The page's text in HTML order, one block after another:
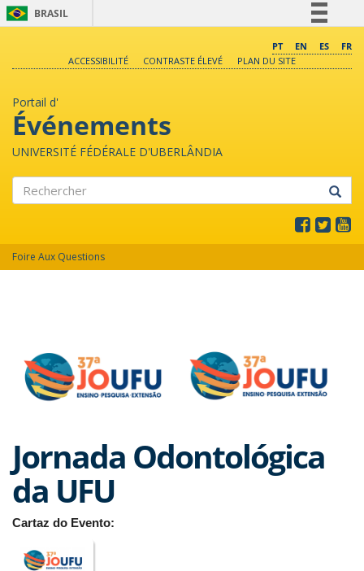
BRASIL
Comunica BR
PT EN ES
FR
ACCESSIBILITÉ
CONTRASTE ÉLEVÉ PLAN DU SITE
Portail d'
Événements
UNIVERSITÉ FÉDÉRALE D'UBERLÂNDIA
Foire Aux Questions
Jornada Odontológica
da UFU
Cartaz do Evento: